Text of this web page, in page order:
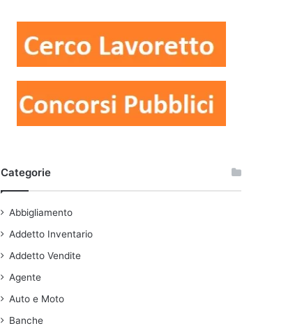
Categorie
Abbigliamento
Addetto Inventario
Addetto Vendite
Agente
Auto e Moto
Banche